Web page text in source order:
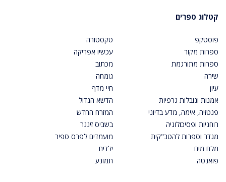
קטלוג ספרים
פוסטקפ
ספרות מקור
ספרות מתורגמת
שירה
עיון
אמנות ונובלות גרפיות
פנטזיה, אימה, מדע בדיוני
רוחניות ופסיכולוגיה
מגדר וספרות להטב"קית
מלח מים
פואנטה
טקסטורה
עכשיו אפריקה
מכתוב
גומחה
חיי מדף
הדשא הגדול
המזרח החדש
בשביס זינגר
מועמדים לפרס ספיר
ילדים
תמונע